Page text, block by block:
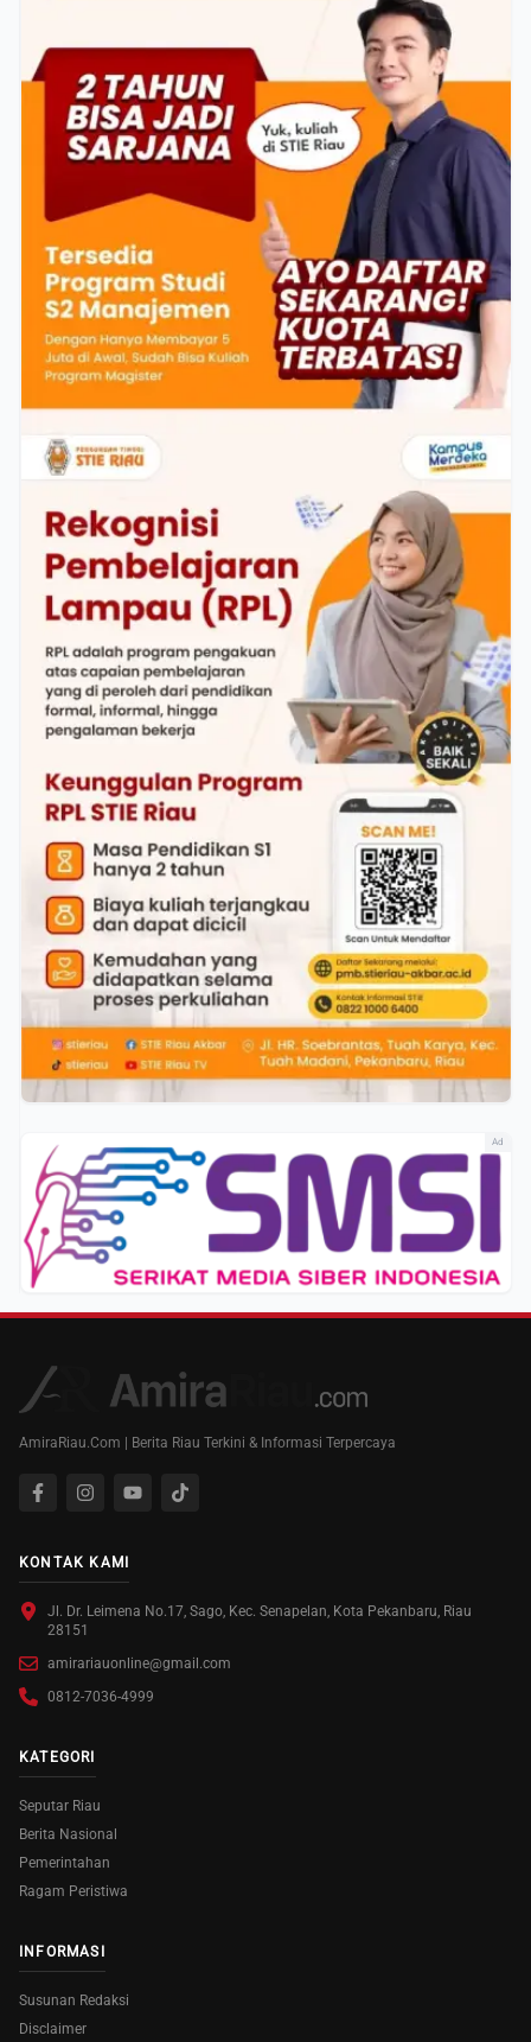
Ad
AmiraRiau.Com | Berita Riau Terkini & Informasi Terpercaya
KONTAK KAMI
Jl. Dr. Leimena No.17, Sago, Kec. Senapelan, Kota Pekanbaru, Riau
28151
amirariauonline@gmail.com
0812-7036-4999
KATEGORI
Seputar Riau
Berita Nasional
Pemerintahan
Ragam Peristiwa
INFORMASI
Susunan Redaksi
Disclaimer